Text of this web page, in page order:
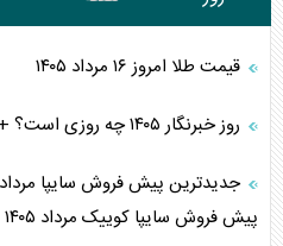
قیمت طلا امروز ۱۶ مرداد ۱۴۰۵
روز خبرنگار ۱۴۰۵ چه روزی است؟ + پیام تبریک روز خبرنگار ۱۴۰۵
پیش فروش سایپا کوییک مرداد ۱۴۰۵ اعلام شد